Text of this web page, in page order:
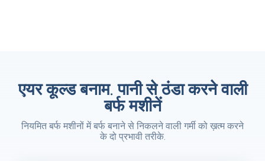
एयर कूल्ड बनाम. पानी से ठंडा करने वाली
बर्फ मशीनें
नियमित बर्फ मशीनों में बर्फ बनाने से निकलने वाली गर्मी को ख़त्म करने
के दो प्रभावी तरीके.